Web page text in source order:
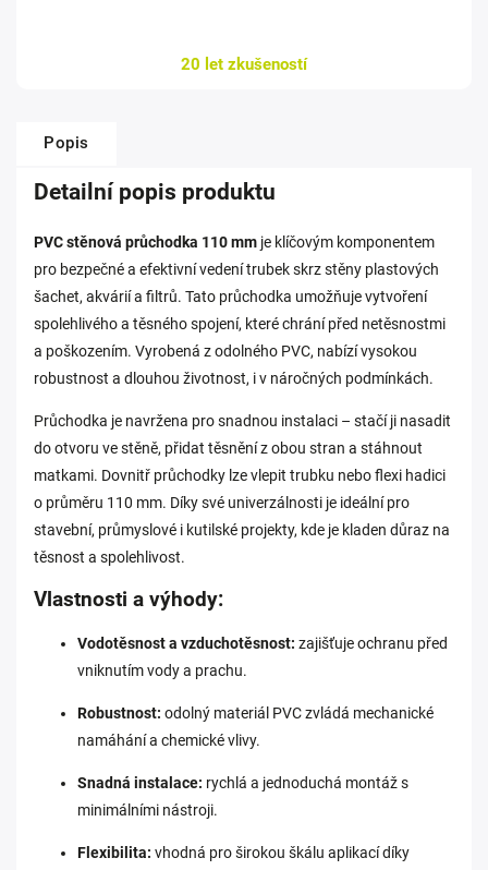
20 let zkušeností
Popis
Detailní popis produktu
PVC stěnová průchodka 110 mm je klíčovým komponentem
pro bezpečné a efektivní vedení trubek skrz stěny plastových
šachet, akvárií a filtrů. Tato průchodka umožňuje vytvoření
spolehlivého a těsného spojení, které chrání před netěsnostmi
a poškozením. Vyrobená z odolného PVC, nabízí vysokou
robustnost a dlouhou životnost, i v náročných podmínkách.
Průchodka je navržena pro snadnou instalaci – stačí ji nasadit
do otvoru ve stěně, přidat těsnění z obou stran a stáhnout
matkami. Dovnitř průchodky lze vlepit trubku nebo flexi hadici
o průměru 110 mm. Díky své univerzálnosti je ideální pro
stavební, průmyslové i kutilské projekty, kde je kladen důraz na
těsnost a spolehlivost.
Vlastnosti a výhody:
Vodotěsnost a vzduchotěsnost: zajišťuje ochranu před
vniknutím vody a prachu.
Robustnost: odolný materiál PVC zvládá mechanické
namáhání a chemické vlivy.
Snadná instalace: rychlá a jednoduchá montáž s
minimálními nástroji.
Flexibilita: vhodná pro širokou škálu aplikací díky